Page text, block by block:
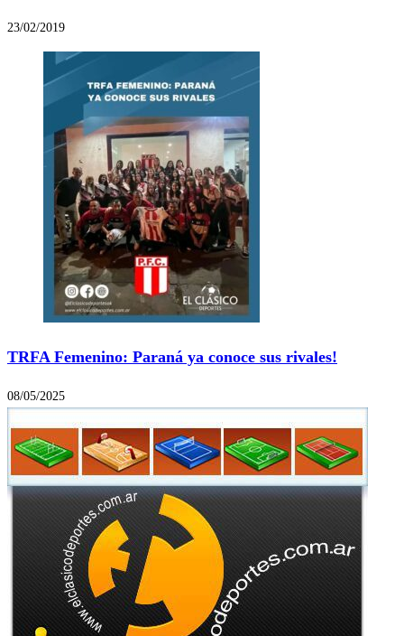
23/02/2019
TRFA Femenino: Paraná ya conoce sus rivales!
08/05/2025